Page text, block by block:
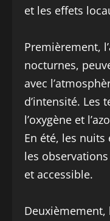
et les effets
Premièrement,
nocturnes,
avec
d’intensité.
l’oxygène et
En été, les
les
et accessible.